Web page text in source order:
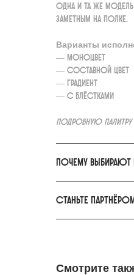
Одна и та же
заметным на полке.
Варианты
— моноцвет
— составной цвет
— градиент
— с блёстками
Подробную палитру
Почему выбирают
Станьте
Смотрите